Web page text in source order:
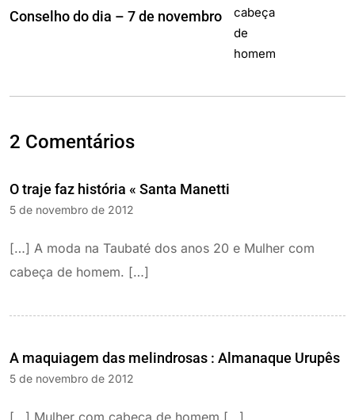
Conselho do dia – 7 de novembro
2 Comentários
O traje faz história « Santa Manetti
5 de novembro de 2012
[…] A moda na Taubaté dos anos 20 e Mulher com
cabeça de homem. […]
A maquiagem das melindrosas : Almanaque Urupês
5 de novembro de 2012
[…] Mulher com cabeça de homem […]